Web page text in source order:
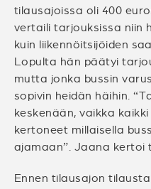
tilausajoissa oli 400
vertaili tarjouksissa niin
kuin liikennöitsijöiden
Lopulta hän päätyi
mutta jonka bussin
sopivin heidän häihin.
keskenään, vaikka
kertoneet millaisella
ajamaan”. Jaana kertoi
Ennen tilausajon